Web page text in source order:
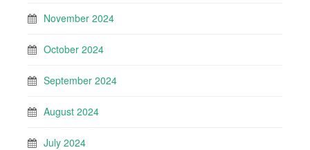
November 2024
October 2024
September 2024
August 2024
July 2024